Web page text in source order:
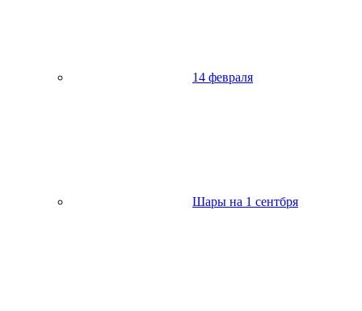
14 февраля
Шары на 1 сентбря